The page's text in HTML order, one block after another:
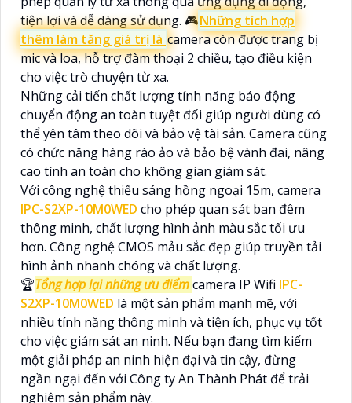
tiện lợi và dễ dàng sử dụng. 🎮Những tích hợp
thêm làm tăng giá trị là camera còn được trang bị
mic và loa, hỗ trợ đàm thoại 2 chiều, tạo điều kiện
cho việc trò chuyện từ xa.
Những cải tiến chất lượng tính năng báo động
chuyển động an toàn tuyệt đối giúp người dùng có
thể yên tâm theo dõi và bảo vệ tài sản. Camera cũng
có chức năng hàng rào ảo và bảo bệ vành đai, nâng
cao tính an toàn cho không gian giám sát.
Với công nghệ thiếu sáng hồng ngoại 15m, camera
IPC-S2XP-10M0WED cho phép quan sát ban đêm
thông minh, chất lượng hình ảnh màu sắc tối ưu
hơn. Công nghệ CMOS mảu sắc đẹp giúp truyền tải
hình ảnh nhanh chóng và chất lượng.
🏆Tổng hợp lại những ưu điểmcamera IP Wifi IPC-
S2XP-10M0WED là một sản phẩm mạnh mẽ, với
nhiều tính năng thông minh và tiện ích, phục vụ tốt
cho việc giám sát an ninh. Nếu bạn đang tìm kiếm
một giải pháp an ninh hiện đại và tin cậy, đừng
ngần ngại đến với Công ty An Thành Phát để trải
nghiệm sản phẩm này.